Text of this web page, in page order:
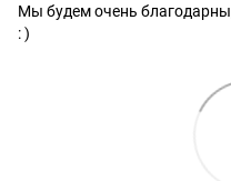
Мы будем очень
: )